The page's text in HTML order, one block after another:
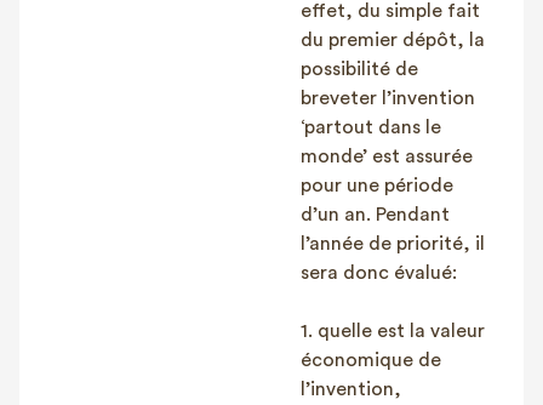
effet, du simple fait
du premier dépôt, la
possibilité de
breveter l’invention
‘partout dans le
monde’ est assurée
pour une période
d’un an. Pendant
l’année de priorité, il
sera donc évalué:
1. quelle est la valeur
économique de
l’invention,